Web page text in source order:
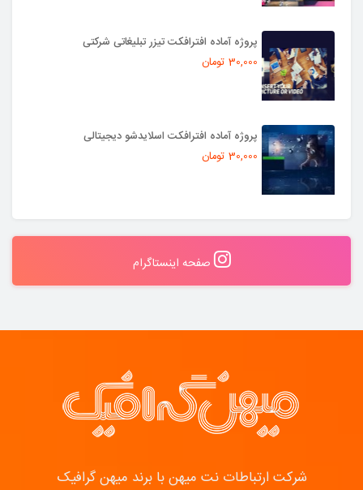
پروژه آماده افترافکت تیزر تبلیغاتی شرکتی
30,000 تومان
پروژه آماده افترافکت اسلایدشو دیجیتالی
30,000 تومان
صفحه اینستاگرام
شرکت ارتباطات نت میهن با برند میهن گرافیک